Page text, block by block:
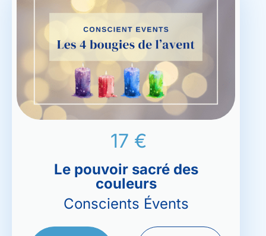
17 €
Le pouvoir sacré des
couleurs
Conscients Évents